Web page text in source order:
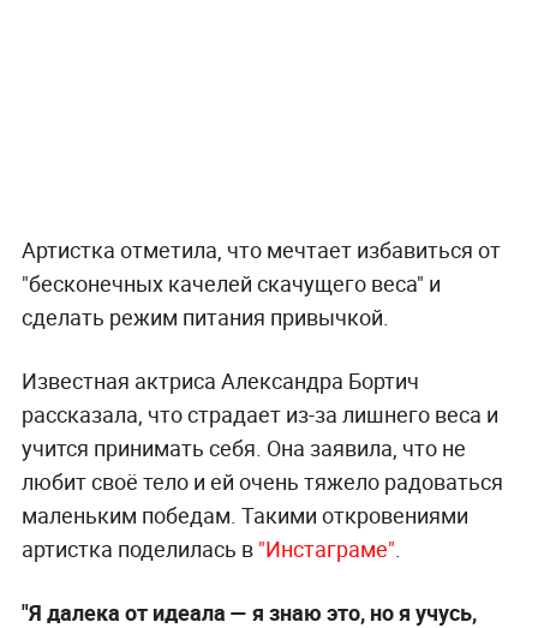
Артистка отметила, что мечтает избавиться от
"бесконечных качелей скачущего веса" и
сделать режим питания привычкой.
Известная актриса Александра Бортич
рассказала, что страдает из-за лишнего веса и
учится принимать себя. Она заявила, что не
любит своё тело и ей очень тяжело радоваться
маленьким победам. Такими откровениями
артистка поделилась в"Инстаграме"
"Я далека от идеала — я знаю это, но я учусь,